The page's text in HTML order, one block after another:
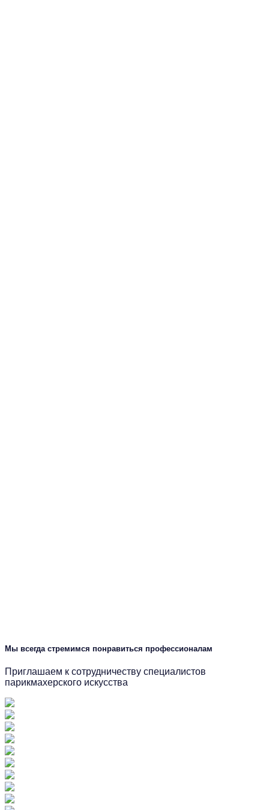
Мы всегда стремимся понравиться профессионалам
Приглашаем к сотрудничеству специалистов
парикмахерского искусства